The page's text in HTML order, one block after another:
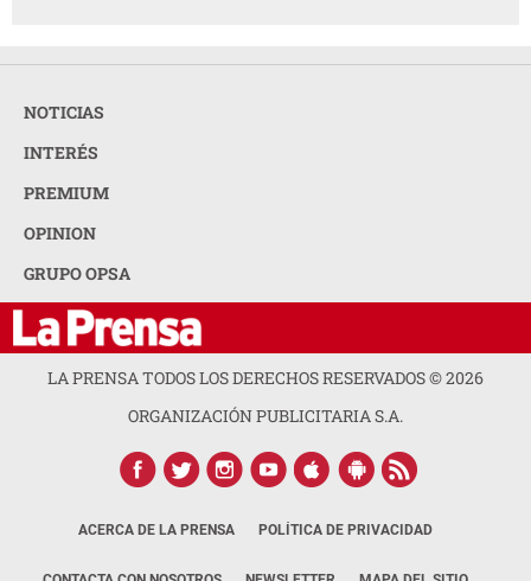
NOTICIAS
INTERÉS
PREMIUM
OPINION
GRUPO OPSA
LA PRENSA TODOS LOS DERECHOS RESERVADOS ©2026
ORGANIZACIÓN PUBLICITARIA S.A.
ACERCA DE LA PRENSA POLÍTICA DE PRIVACIDAD